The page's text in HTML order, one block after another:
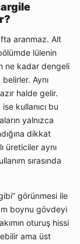
aranmaz. Alt
lülenin
ne kadar dengeli
Aynı
halde gelir.
kullanıcı bu
yalnızca
dikkat
üreticiler aynı
sırasında
görünmesi ile
boynu gövdeyi
oturuş hissi
ama üst